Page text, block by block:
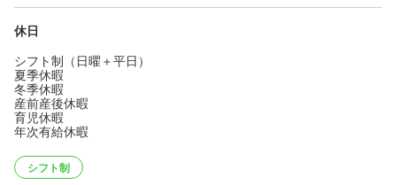
休日
シフト制（日曜＋平日）
夏季休暇
冬季休暇
産前産後休暇
育児休暇
年次有給休暇
シフト制